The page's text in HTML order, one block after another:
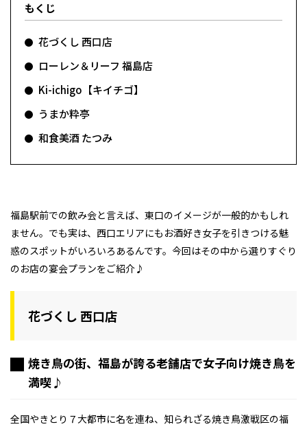
レジャー・スポー 非日常 イベントレポート
その他
幼稚園
もくじ
花づくし 西口店
ローレン＆リーフ 福島店
Ki-ichigo【キイチゴ】
うまか粋亭
和食美酒 たつみ
福島駅前での飲み会と言えば、東口のイメージが一般的かもしれ
ません。でも実は、西口エリアにもお酒好き女子を引きつける魅
惑のスポットがいろいろあるんです。今回はその中から選りすぐり
のお店の宴会プランをご紹介♪
花づくし 西口店
焼き鳥の街、福島が誇る老舗店で女子向け焼き鳥を
満喫♪
全国やきとり７大都市に名を連ね、知られざる焼き鳥激戦区の福